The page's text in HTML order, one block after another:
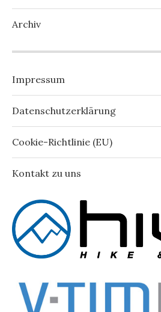
Archiv
Impressum
Datenschutzerklärung
Cookie-Richtlinie (EU)
Kontakt zu uns